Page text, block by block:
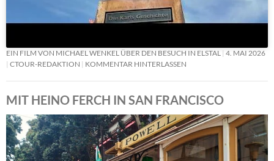
EIN FILM VON MICHAEL WENKEL ÜBER DEN BESUCH IN ELSTAL
4. MAI 2026
CTOUR-REDAKTION
KOMMENTAR HINTERLASSEN
MIT HEINO FERCH IN SAN FRANCISCO